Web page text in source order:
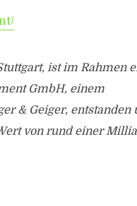
ist im Rahmen
GmbH, einem
& Geiger, entstanden
von rund einer